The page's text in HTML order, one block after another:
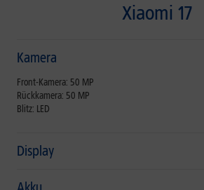
Xiaomi 17
Kamera
Front-Kamera: 50 MP
Rückkamera: 50 MP
Blitz: LED
Display